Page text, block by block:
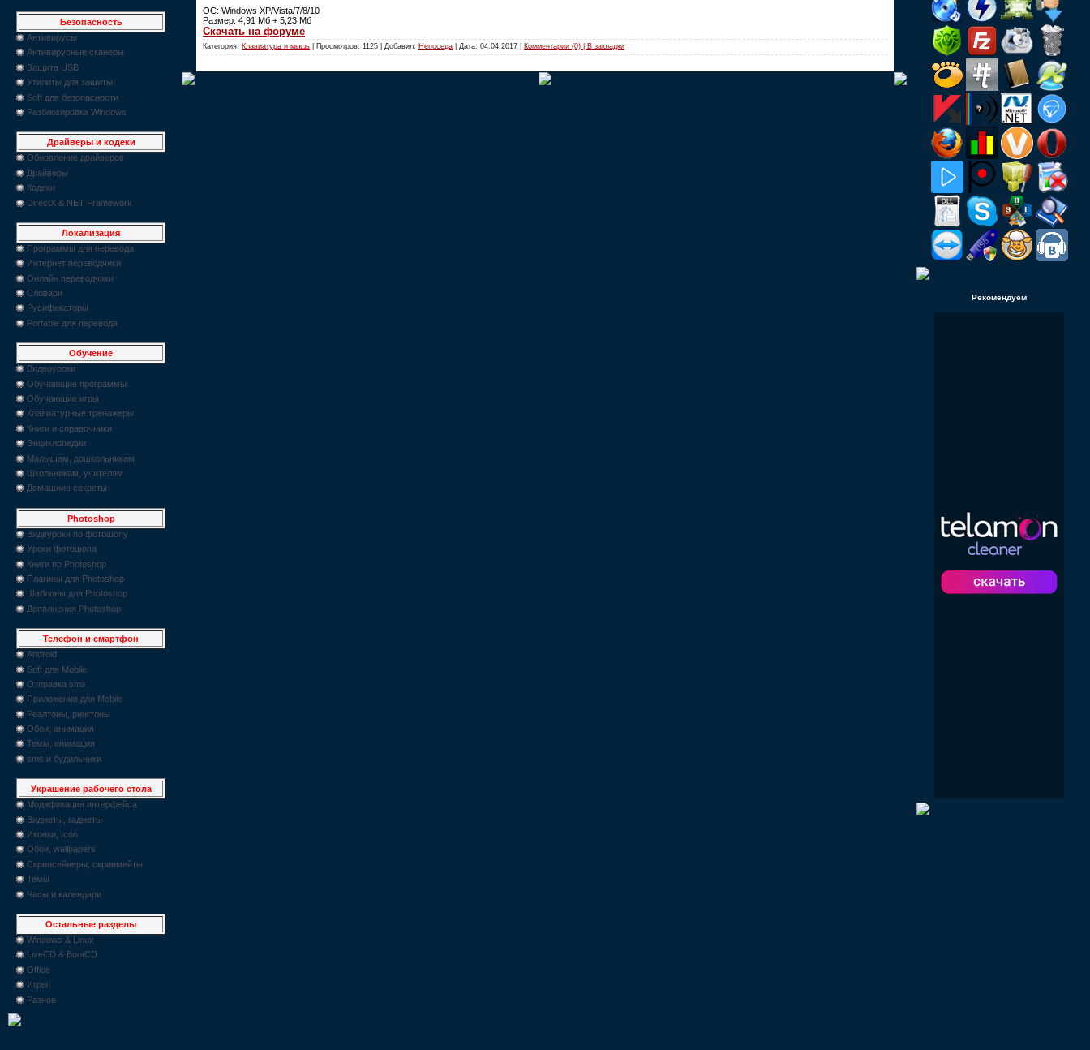
Безопасность
Антивирусы
Антивирусные сканеры
Защита USB
Утилиты для защиты
Soft для безопасности
Разблокировка Windows
Драйверы и кодеки
Обновление драйверов
Драйверы
Кодеки
DirectX & NET Framework
Локализация
Программы для перевода
Интернет переводчики
Онлайн переводчики
Словари
Русификаторы
Portable для перевода
Обучение
Видеоуроки
Обучающие программы
Обучающие игры
Клавиатурные тренажеры
Книги и справочники
Энциклопедии
Малышам, дошкольникам
Школьникам, учителям
Домашние секреты
Photoshop
Видеуроки по фотошопу
Уроки фотошопа
Книги по Photoshop
Плагины для Photoshop
Шаблоны для Photoshop
Дополнения Photoshop
Телефон и смартфон
Android
Soft для Mobile
Отправка sms
Приложения для Mobile
Реалтоны, рингтоны
Обои, анимация
Темы, анимация
sms и будильники
Украшение рабочего стола
Модификация интерфейса
Виджеты, гаджеты
Иконки, Icon
Обои, wallpapers
Скринсейверы, скринмейты
Темы
Часы и календари
Остальные разделы
Windows & Linux
LiveCD & BootCD
Office
Игры
Разное
ОС: Windows XP/Vista/7/8/10
Размер: 4,91 Мб + 5,23 Мб
Скачать на форуме
Категория: Клавиатура и мышь | Просмотров: 1125 | Добавил: Непоседа | Дата: 04.04.2017 Комментарии (0) | В закладки
Рекомендуем